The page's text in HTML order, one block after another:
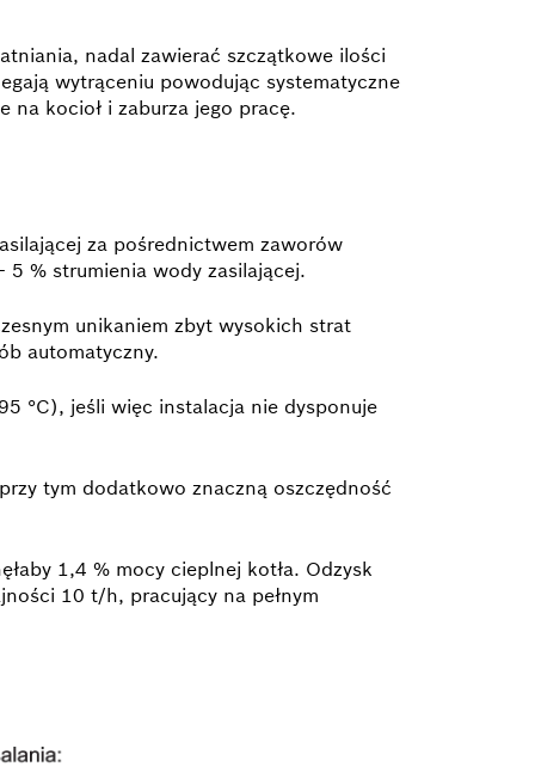
nadal zawierać szczątkowe ilości
wytrąceniu powodując systematyczne
na kocioł i zaburza jego pracę.
za pośrednictwem zaworów
% strumienia wody zasilającej.
unikaniem zbyt wysokich strat
automatyczny.
°C), jeśli więc instalacja nie dysponuje
tym dodatkowo znaczną oszczędność
1,4 % mocy cieplnej kotła. Odzysk
10 t/h, pracujący na pełnym